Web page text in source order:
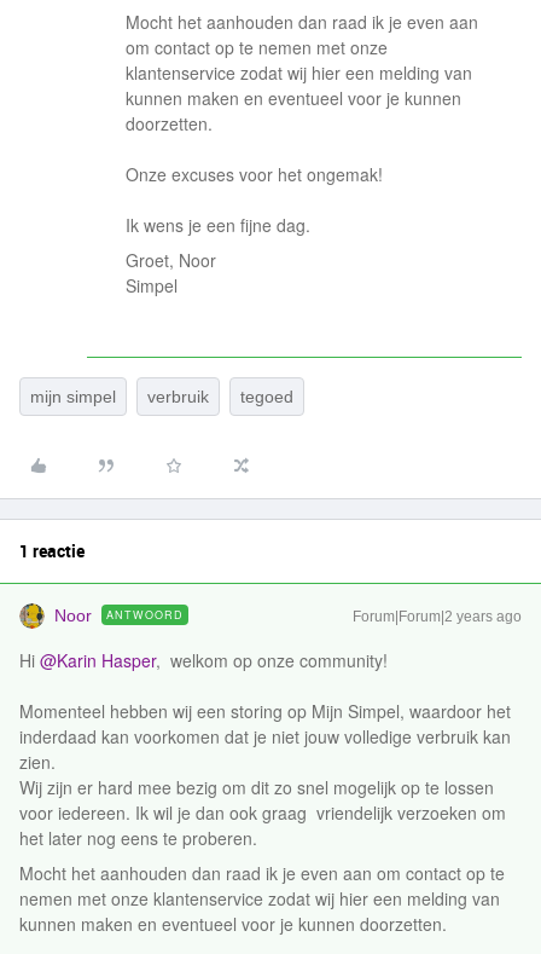
Mocht het aanhouden dan raad ik je even aan
om contact op te nemen met onze
klantenservice zodat wij hier een melding van
kunnen maken en eventueel voor je kunnen
doorzetten.
Onze excuses voor het ongemak!
Ik wens je een fijne dag.
Groet, Noor
Simpel
mijn simpel verbruik tegoed
1 reactie
Noor ANTWOORD Forum|Forum|2 years ago
Hi @Karin Hasper, welkom op onze community!
Momenteel hebben wij een storing op Mijn Simpel, waardoor het
inderdaad kan voorkomen dat je niet jouw volledige verbruik kan
zien.
Wij zijn er hard mee bezig om dit zo snel mogelijk op te lossen
voor iedereen. Ik wil je dan ook graag vriendelijk verzoeken om
het later nog eens te proberen.
Mocht het aanhouden dan raad ik je even aan om contact op te
nemen met onze klantenservice zodat wij hier een melding van
kunnen maken en eventueel voor je kunnen doorzetten.